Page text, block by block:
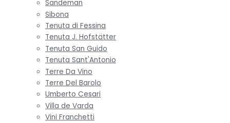
Sandeman
Sibona
Tenuta di Fessina
Tenuta J. Hofstätter
Tenuta San Guido
Tenuta Sant'Antonio
Terre Da Vino
Terre Del Barolo
Umberto Cesari
Villa de Varda
Vini Franchetti